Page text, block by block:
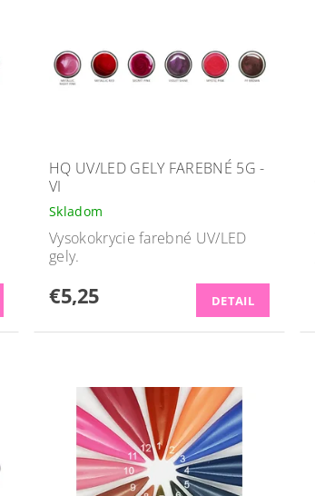
HQ UV/LED GELY FAREBNÉ 5G -
VI
Skladom
Vysokokrycie farebné UV/LED
gely.
€5,25 DETAIL